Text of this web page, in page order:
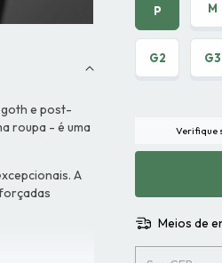
goth e post-
roupa - é uma
A
P M
G2 G3
Verifique
Meios de
Entregas para o